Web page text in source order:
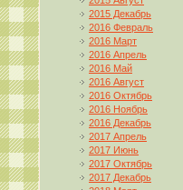
2015 Декабрь
2016 Февраль
2016 Март
2016 Апрель
2016 Май
2016 Август
2016 Октябрь
2016 Ноябрь
2016 Декабрь
2017 Апрель
2017 Июнь
2017 Октябрь
2017 Декабрь